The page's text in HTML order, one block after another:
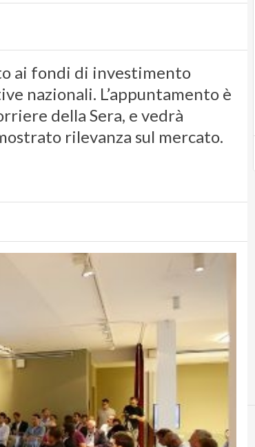
ai fondi di investimento
nazionali. L’appuntamento è
della Sera, e vedrà
rilevanza sul mercato.